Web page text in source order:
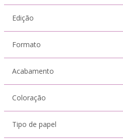
Edição
Formato
Acabamento
Coloração
Tipo de papel